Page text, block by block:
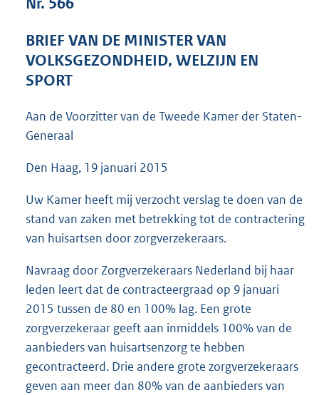
e
:
b
Nr. 566
BRIEF VAN DE MINISTER VAN
VOLKSGEZONDHEID, WELZIJN EN
SPORT
Aan de Voorzitter van de Tweede Kamer der Staten-
Generaal
Den Haag, 19 januari 2015
Uw Kamer heeft mij verzocht verslag te doen van de
stand van zaken met betrekking tot de contractering
van huisartsen door zorgverzekeraars.
Navraag door Zorgverzekeraars Nederland bij haar
leden leert dat de contracteergraad op 9 januari
2015 tussen de 80 en 100% lag. Een grote
zorgverzekeraar geeft aan inmiddels 100% van de
aanbieders van huisartsenzorg te hebben
gecontracteerd. Drie andere grote zorgverzekeraars
geven aan meer dan 80% van de aanbieders van